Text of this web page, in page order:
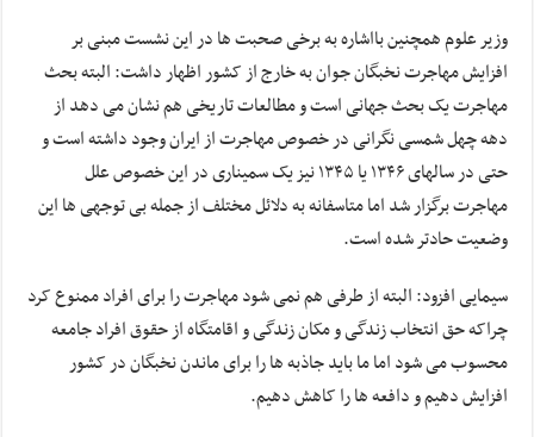
وزیر علوم همچنین بااشاره به برخی صحبت ها در این نشست مبنی بر
افزایش مهاجرت نخبگان جوان به خارج از کشور اظهار داشت: البته بحث
مهاجرت یک بحث جهانی است و مطالعات تاریخی هم نشان می دهد از
دهه چهل شمسی نگرانی در خصوص مهاجرت از ایران وجود داشته است و
حتی در سالهای ۱۳۴۶ یا ۱۳۴۵ نیز یک سمیناری در این خصوص علل
مهاجرت برگزار شد اما متاسفانه به دلائل مختلف از جمله بی توجهی ها این
وضعیت حادتر شده است.
سیمایی افزود: البته از طرفی هم نمی شود مهاجرت را برای افراد ممنوع کرد
چراکه حق انتخاب زندگی و مکان زندگی و اقامتگاه از حقوق افراد جامعه
محسوب می شود اما ما باید جاذبه ها را برای ماندن نخبگان در کشور
افزایش دهیم و دافعه ها را کاهش دهیم.